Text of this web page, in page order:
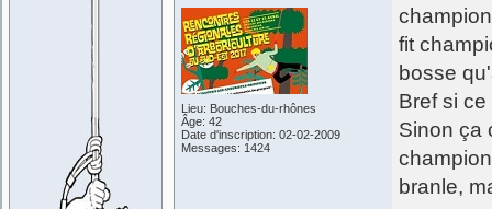
Lieu: Bouches-du-rhônes
Âge: 42
Date d'inscription: 02-02-2009
Messages: 1424
fit
bosse
Bref si
Sinon ça
branle,